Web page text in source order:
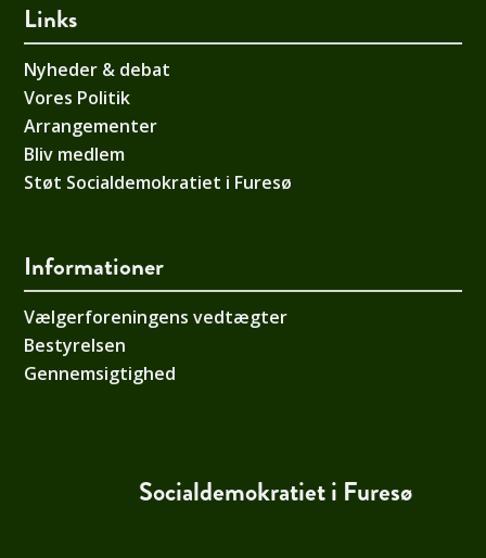
Links
Nyheder & debat
Vores Politik
Arrangementer
Bliv medlem
Støt Socialdemokratiet i Furesø
Informationer
Vælgerforeningens vedtægter
Bestyrelsen
Gennemsigtighed
Socialdemokratiet i Furesø